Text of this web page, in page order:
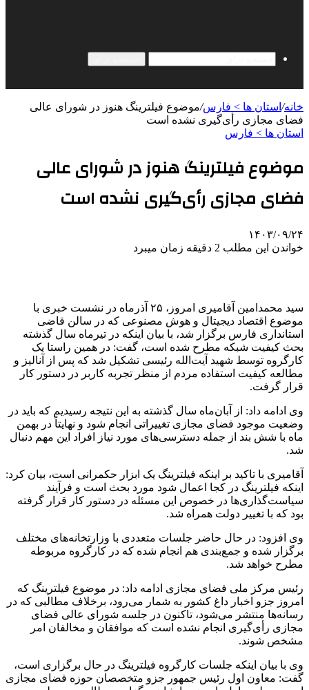
خانه/ استان ها > فارس/موضوع فیلترینگ هنوز در شورای عالی
فضای مجازی رأی‌گیری نشده است
استان ها > فارس
موضوع فیلترینگ هنوز در شورای عالی
فضای مجازی رأی‌گیری نشده است
۱۴۰۳/۰۹/۲۴
خواندن این مطلب 2 دقیقه زمان میبرد
سید محمدامین آقامیری امروز، ۲۵ آذرماه در نشست خبری با
موضوع اقتصاد دیجیتال و هوش مصنوعی که در سالن قاضی
استانداری فارس برگزار شد، با بیان اینکه در تیرماه سال گذشته
بحث کیفیت شبکه مطرح شده است، گفت: در همین راستا یک
کارگروه توسط شهید آیت‌الله رئیسی تشکیل شد که پس از آنالیز و
مطالعه کیفیت استفاده مردم از منظر تجربه کاربر در دستور کار
قرار گرفت.
وی ادامه داد: از آبان‌ماه سال گذشته به این نتیجه رسیدیم که باید در
وضعیت موجود فضای مجازی تغییراتی انجام شود و نهایتاً در بهمن
ماه با شش بند از جمله دسترسی‌های مورد نیاز افراد این مهم دنبال
شد.
آقامیری با تاکید بر اینکه فیلترینگ یک ابزار حکمرانی است، بیان کرد:
اینکه فیلترینگ در کجا اعمال شود مورد بحث است و فرآیند
سیاست‌گذاری‌ها در خصوص این مسئله در دستور کار قرار گرفته
بود که با تغییر دولت همراه شد.
وی افزود: در حال حاضر جلسات متعددی با وزارتخانه‌های مختلف
برگزار شده و جمع‌بندی هم انجام شده که در کارگروه مربوطه
مطرح خواهد شد.
رئیس مرکز ملی فضای مجازی ادامه داد: در موضوع فیلترینگ که
امروز جزو اخبار داغ کشور به شمار می‌رود، برخلاف مطالبی که در
رسانه‌ها منتشر می‌شود، تاکنون در جلسه شورای عالی فضای
مجازی رأی‌گیری انجام نشده است که موافقان و مخالفان امر
مشخص شوند.
وی با بیان اینکه جلسات کارگروه فیلترینگ در حال برگزاری است،
گفت: معاون اول رئیس جمهور جزو متخصصان حوزه فضای مجازی